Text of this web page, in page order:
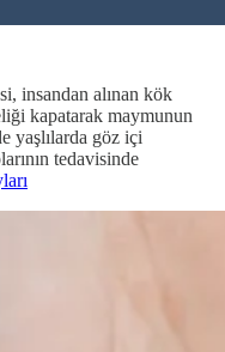
insandan alınan kök
kapatarak maymunun
yaşlılarda göz içi
tedavisinde